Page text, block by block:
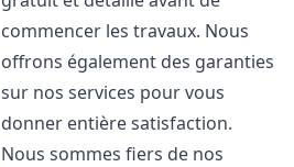
commencer les travaux. Nous
offrons également des garanties
sur nos services pour vous
donner entière satisfaction.
Nous sommes fiers de nos